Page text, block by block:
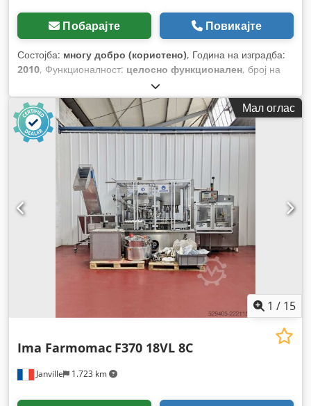
Побарајте Повикајте
Состојба: многу добро (користено), Година на изградба:
2010, Функционалност: целосно функционален, број на
CDE:D09C236,
Мал оглас
1 / 15
Janville 1.723 km
Ima Farmomac F370 18VL 8C